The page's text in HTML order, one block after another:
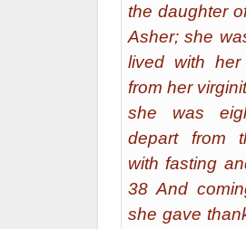
the daughter
Asher; she
lived with
from her
she was
depart from
with fasting
38 And
she gave